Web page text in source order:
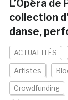
L’Opéra
collection
danse,
ACTUALITÉS
Artistes
Crowdfunding